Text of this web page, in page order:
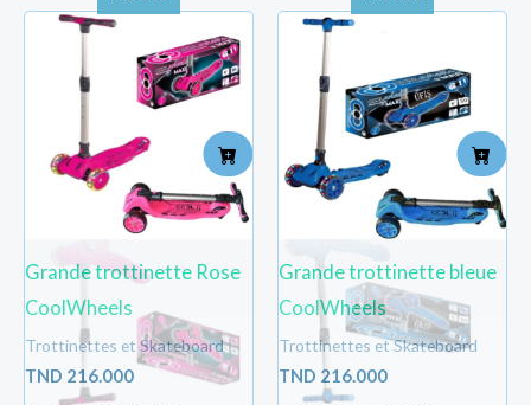
Grande trottinette Rose
CoolWheels
Trottinettes et Skateboard
TND 216.000
Grande trottinette bleue
CoolWheels
Trottinettes et Skateboard
TND 216.000